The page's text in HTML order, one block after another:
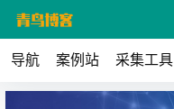
导航 案例站 采集工具